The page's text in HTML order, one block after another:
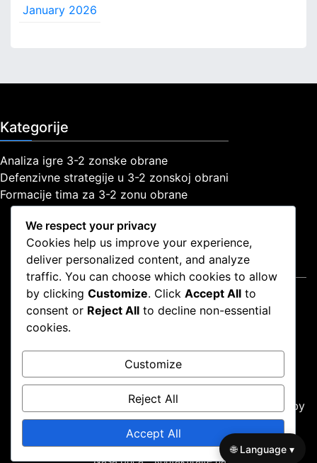
January 2026
Kategorije
Analiza igre 3-2 zonske obrane
Defenzivne strategije u 3-2 zonskoj obrani
Formacije tima za 3-2 zonu obrane
Pravne informacije
Uvjeti korištenja
Politika zaštite podataka
Politika kolačića
Naša priča
Proudly powered by WordPress
Theme: news-box by
wpthemespace.com.
Uvjeti korištenja Politika zaštite podataka
Politika kolačića
Naša priča
Kontaktirajte nas
We respect your privacy
Cookies help us improve your experience,
deliver personalized content, and analyze
traffic. You can choose which cookies to allow
by clicking Customize. Click Accept All to
consent or Reject All to decline non-essential
cookies.
Customize
Reject All
Accept All
🌐 Language ▾